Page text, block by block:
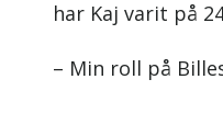
har Kaj varit på
– Min roll på